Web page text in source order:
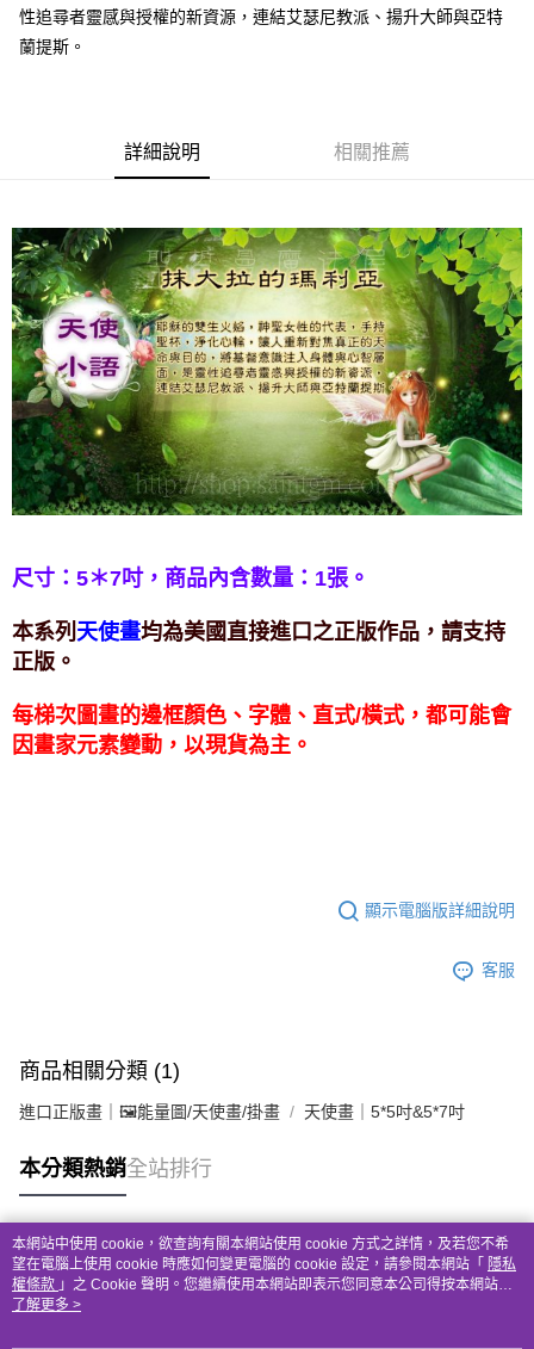
全家取貨付款
每筆NT$80，滿NT$3,000(含以上)免運費
賣家宅配幫您送（台灣）
郵局幫你送（離島）
每筆NT$80，滿NT$3,000(含以上)免運費
付款後門市自取
免運費
性追尋者靈感與授權的新資源，連結艾瑟尼教派、揚升大師與亞特
蘭提斯。
詳細說明 相關推薦
尺寸：5＊7吋， 商品內含數量：1張。
本系列 天使畫均為美國直接進口之正版作品，請支持
正版。
每梯次圖畫的邊框顏色、字體、直式/橫式，都可能會
因畫家元素變動，以現貨為主。
顯示電腦版詳細說明
客服
商品相關分類 (1)
進口正版畫｜🖼️能量圖/天使畫/掛畫 天使畫｜5*5吋&5*7吋
本分類熱銷全站排行
熱門標籤
本網站中使用 cookie，欲查詢有關本網站使用 cookie 方式之詳情，及若您不希
望在電腦上使用 cookie 時應如何變更電腦的 cookie 設定，請參閱本網站「 隱私
權條款 」之 Cookie 聲明。您繼續使用本網站即表示您同意本公司得按本網站使
用條款之 Cookie 聲明使用 cookie。
了解更多 >